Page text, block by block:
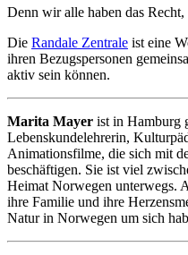
Denn wir alle haben das
Die Randale Zentrale ist eine
ihren Bezugspersonen
aktiv sein können.
Marita Mayer ist in Hamburg
Lebenskundelehrerin,
Animationsfilme, die sich mit
beschäftigen. Sie ist viel
Heimat Norwegen unterwegs.
ihre Familie und ihre
Natur in Norwegen um sich